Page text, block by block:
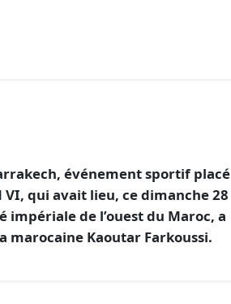
événement sportif placé
qui avait lieu, ce dimanche 28
de l’ouest du Maroc, a
marocaine Kaoutar Farkoussi.